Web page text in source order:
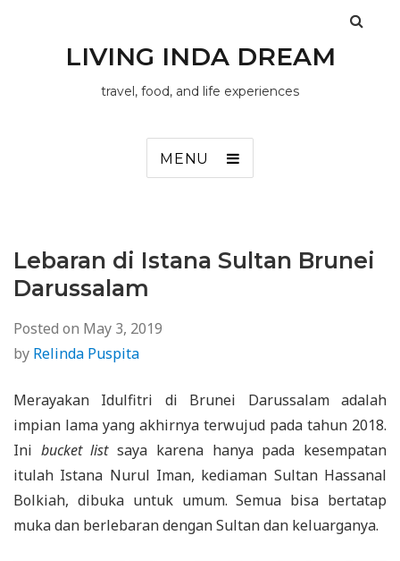
LIVING INDA DREAM
travel, food, and life experiences
MENU
Lebaran di Istana Sultan Brunei
Darussalam
Posted on May 3, 2019
by Relinda Puspita
Merayakan Idulfitri di Brunei Darussalam adalah
impian lama yang akhirnya terwujud pada tahun 2018.
Ini bucket listsaya karena hanya pada kesempatan
itulah Istana Nurul Iman, kediaman Sultan Hassanal
Bolkiah, dibuka untuk umum. Semua bisa bertatap
muka dan berlebaran dengan Sultan dan keluarganya.